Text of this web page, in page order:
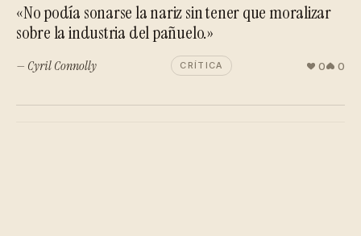
«No podía sonarse la nariz sin tener que moralizar
sobre la industria del pañuelo.»
— Cyril Connolly CRÍTICA 0 0